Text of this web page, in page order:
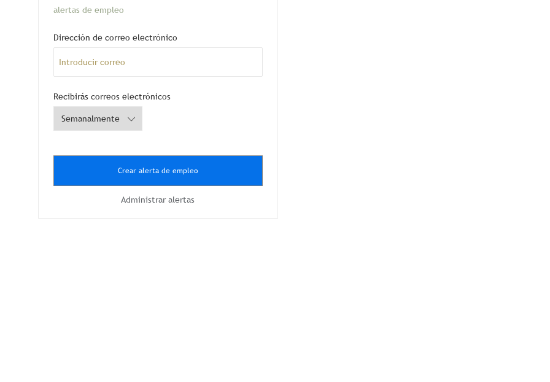
alertas de empleo
Dirección de correo electrónico
Recibirás correos electrónicosRequired
Crear alerta de empleo
Administrar alertas